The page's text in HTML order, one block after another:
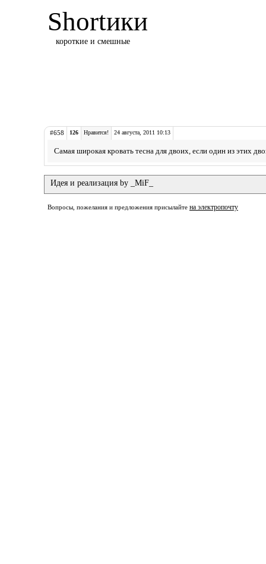
Shortики
короткие и смешные
#658 126 Нравится! 24 августа, 2011 10:13
Cамая широкая кровать тесна для двоих, если один из этих
Идея и реализация by _MiF_
Вопросы, пожелания и предложения присылайте на электропочту